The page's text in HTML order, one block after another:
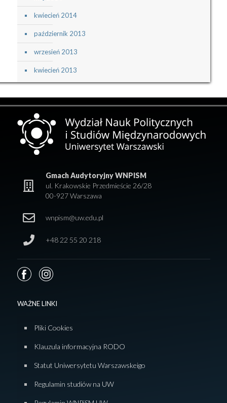
kwiecień 2014
październik 2013
wrzesień 2013
kwiecień 2013
Gmach Audytoryjny WNPISM
ul. Krakowskie Przedmieście 26/28
00-927 Warszawa
wnpism@uw.edu.pl
+48 22 55 20 218
WAŻNE LINKI
Pliki Cookies
Klauzula informacyjna RODO
Statut Uniwersytetu Warszawskeigo
Regulamin studiów na UW